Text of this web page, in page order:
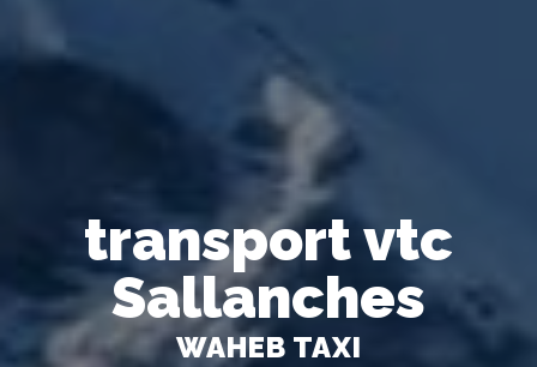
transport vtc
Sallanches
WAHEB TAXI